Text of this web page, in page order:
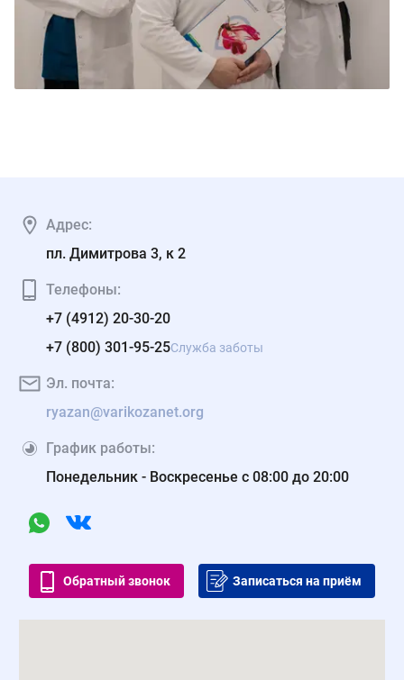
Адрес:
пл. Димитрова 3, к 2
Телефоны:
+7 (4912) 20-30-20
+7 (800) 301-95-25Служба заботы
Эл. почта:
ryazan@varikozanet.org
График работы:
Понедельник - Воскресенье с 08:00 до 20:00
Обратный звонок Записаться на приём